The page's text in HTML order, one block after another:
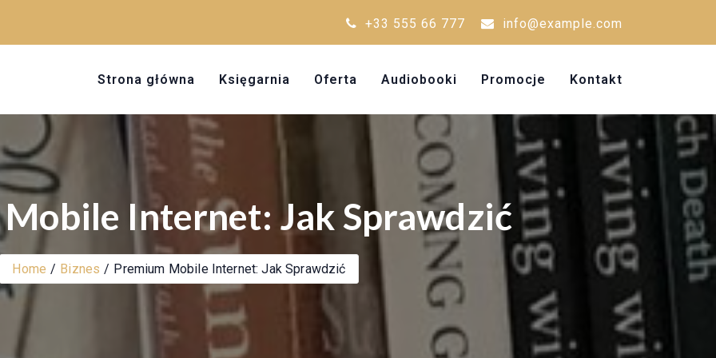
+33 555 66 777 info@example.com
Strona główna Księgarnia Oferta Audiobooki Promocje Kontakt
Internet: Jak Sprawdzić
Home Biznes Premium Mobile Internet: Jak Sprawdzić